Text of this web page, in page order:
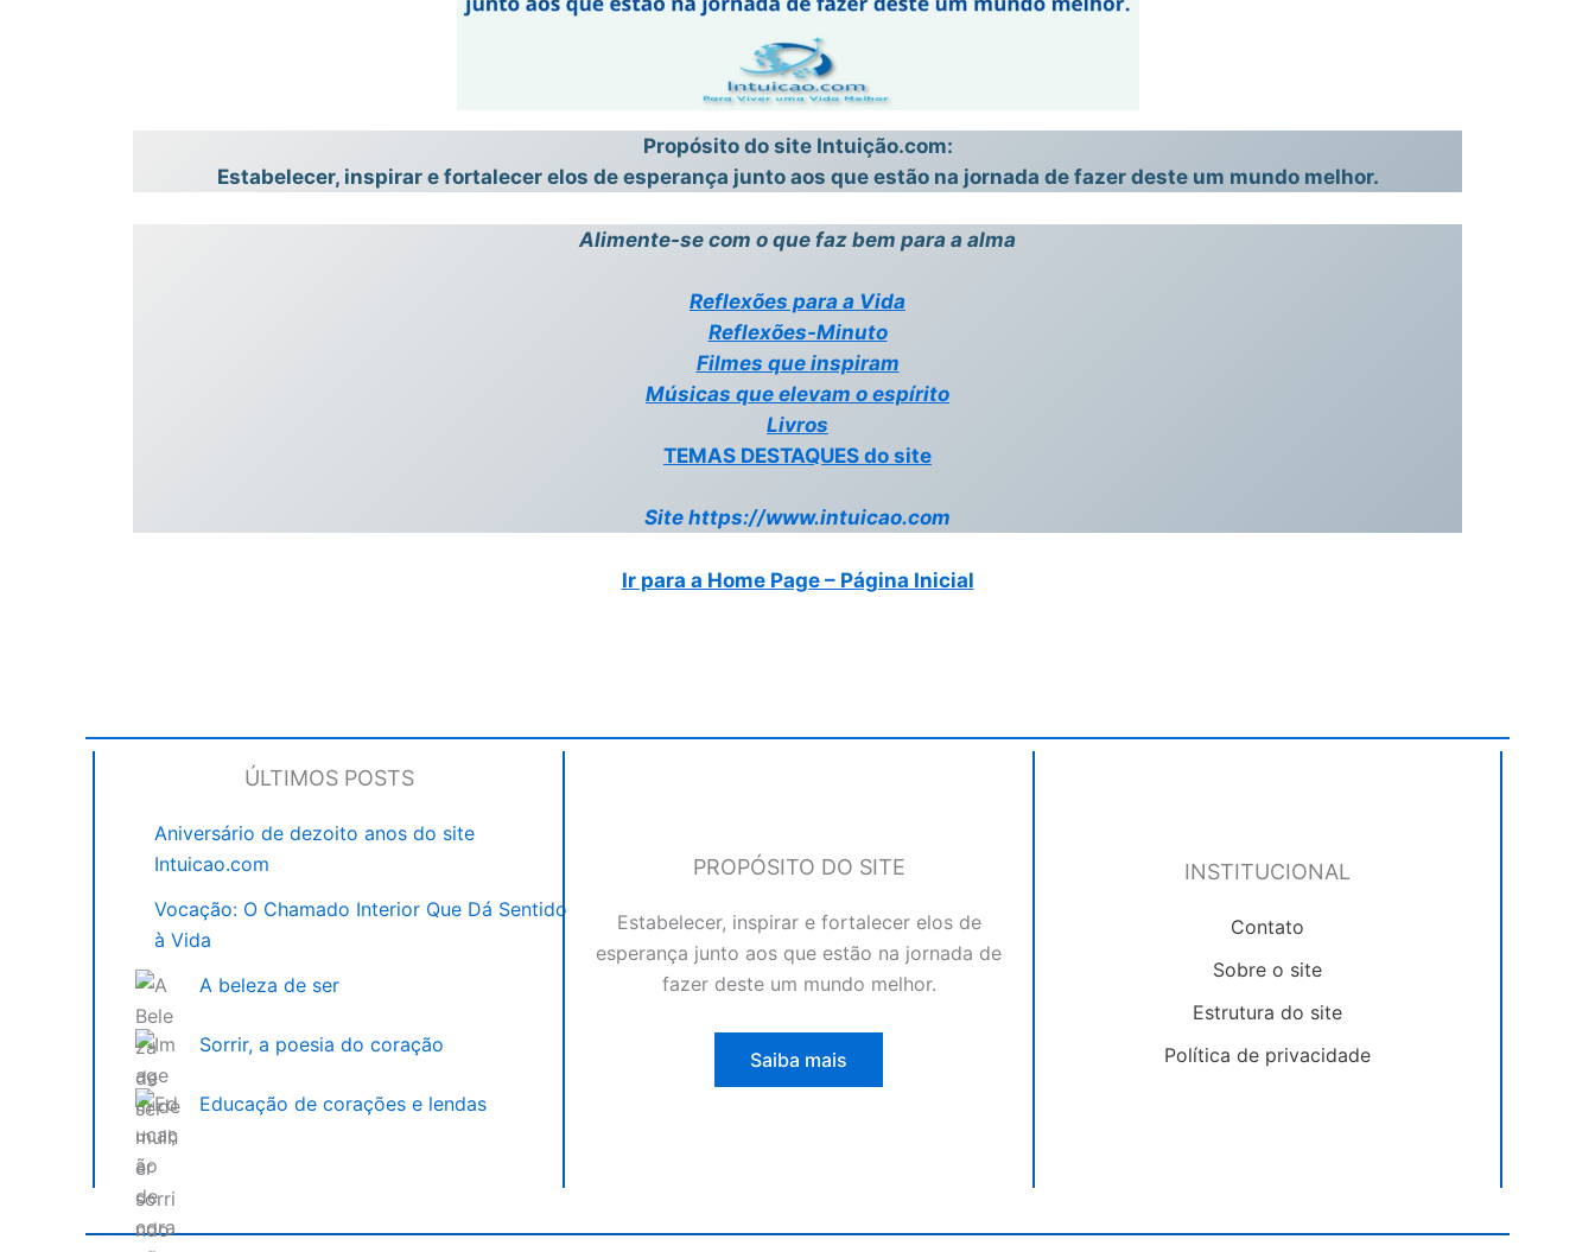
Propósito do site Intuição.com:
Estabelecer, inspirar e fortalecer elos de esperança junto aos que estão na jornada de fazer deste um mundo melhor.
Alimente-se com o que faz bem para a alma
Reflexões para a Vida
Reflexões-Minuto
Filmes que inspiram
Músicas que elevam o espírito
Livros
TEMAS DESTAQUES do site
Site https://www.intuicao.com
Ir para a Home Page – Página Inicial
ÚLTIMOS POSTS
Aniversário de dezoito anos do site
Intuicao.com
Vocação: O Chamado Interior Que Dá Sentido
à Vida
A beleza de ser
Sorrir, a poesia do coração
Educação de corações e lendas
PROPÓSITO DO SITE
Estabelecer, inspirar e fortalecer elos de
esperança junto aos que estão na jornada de
fazer deste um mundo melhor.
Saiba mais
INSTITUCIONAL
Contato
Sobre o site
Estrutura do site
Política de privacidade